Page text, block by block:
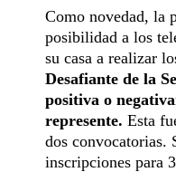
Como novedad, la
posibilidad a los
su casa a realizar
Desafiante de la
positiva o
represente. Esta
dos convocatorias.
inscripciones para